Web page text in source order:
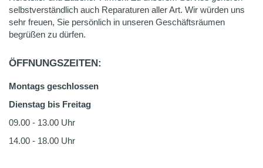
selbstverständlich auch Reparaturen aller Art. Wir würden uns
sehr freuen, Sie persönlich in unseren Geschäftsräumen
begrüßen zu dürfen.
ÖFFNUNGSZEITEN:
Montags geschlossen
Dienstag bis Freitag
09.00 - 13.00 Uhr
14.00 - 18.00 Uhr